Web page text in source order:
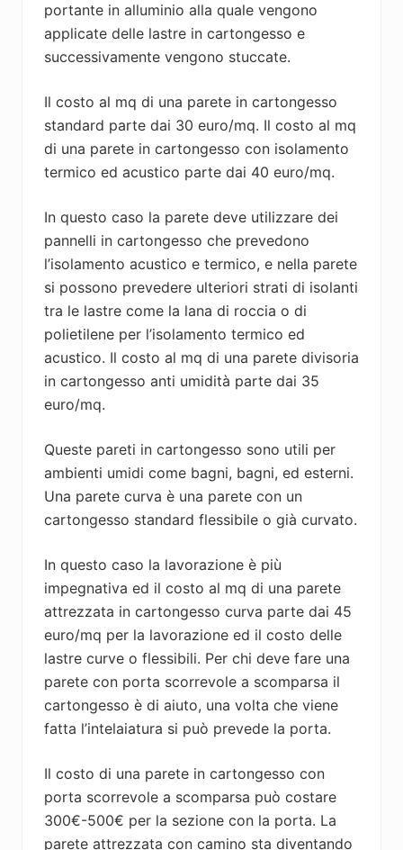
portante in alluminio alla quale vengono
applicate delle lastre in cartongesso e
successivamente vengono stuccate.
Il costo al mq di una parete in cartongesso
standard parte dai 30 euro/mq. Il costo al mq
di una parete in cartongesso con isolamento
termico ed acustico parte dai 40 euro/mq.
In questo caso la parete deve utilizzare dei
pannelli in cartongesso che prevedono
l’isolamento acustico e termico, e nella parete
si possono prevedere ulteriori strati di isolanti
tra le lastre come la lana di roccia o di
polietilene per l’isolamento termico ed
acustico. Il costo al mq di una parete divisoria
in cartongesso anti umidità parte dai 35
euro/mq.
Queste pareti in cartongesso sono utili per
ambienti umidi come bagni, bagni, ed esterni.
Una parete curva è una parete con un
cartongesso standard flessibile o già curvato.
In questo caso la lavorazione è più
impegnativa ed il costo al mq di una parete
attrezzata in cartongesso curva parte dai 45
euro/mq per la lavorazione ed il costo delle
lastre curve o flessibili. Per chi deve fare una
parete con porta scorrevole a scomparsa il
cartongesso è di aiuto, una volta che viene
fatta l’intelaiatura si può prevede la porta.
Il costo di una parete in cartongesso con
porta scorrevole a scomparsa può costare
300€-500€ per la sezione con la porta. La
parete attrezzata con camino sta diventando